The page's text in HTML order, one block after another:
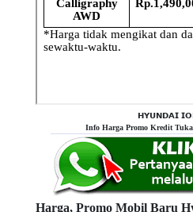
𝗛𝗬𝗨𝗡𝗗𝗔𝗜
Info Harga Promo Kredit
Harga, Promo Mobil Baru